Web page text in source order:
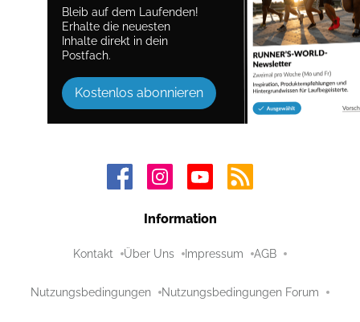
Bleib auf dem Laufenden!
Erhalte die neuesten
Inhalte direkt in dein
Postfach.
Kostenlos abonnieren
Information
Kontakt Über Uns Impressum AGB
Nutzungsbedingungen Nutzungsbedingungen Forum